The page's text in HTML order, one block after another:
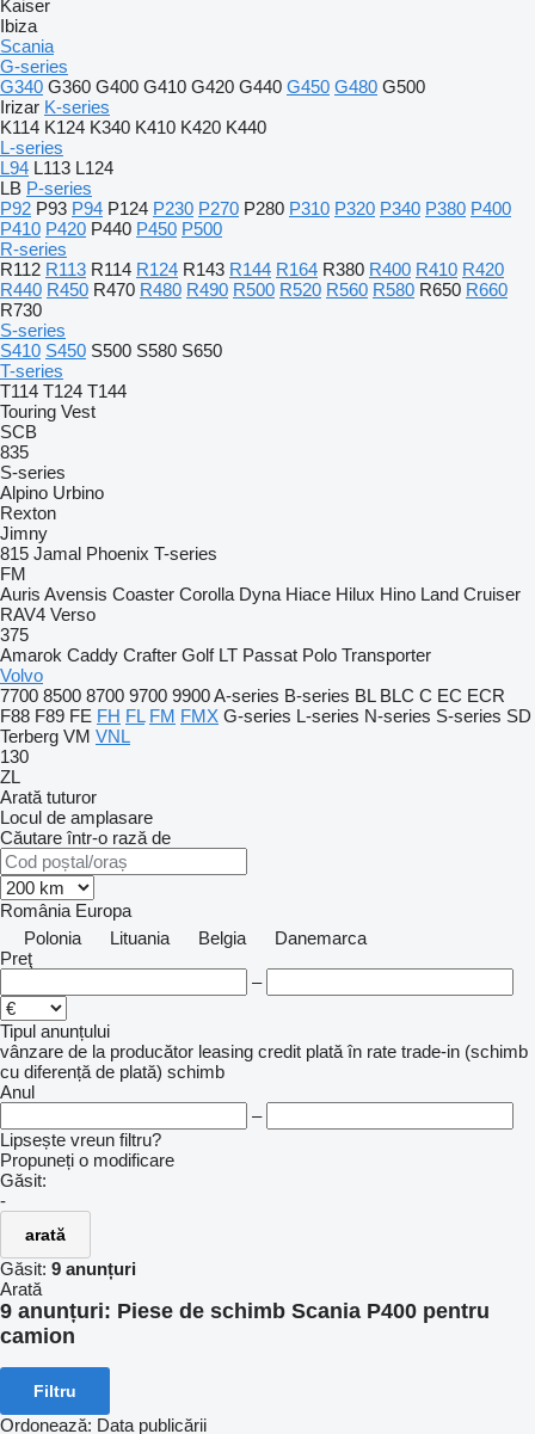
Kaiser
Ibiza
Scania
G-series
G340 G360 G400 G410 G420 G440 G450 G480 G500
Irizar K-series
K114 K124 K340 K410 K420 K440
L-series
L94 L113 L124
LB P-series
P92 P93 P94 P124 P230 P270 P280 P310 P320 P340 P380 P400
P410 P420 P440 P450 P500
R-series
R112 R113 R114 R124 R143 R144 R164 R380 R400 R410 R420
R440 R450 R470 R480 R490 R500 R520 R560 R580 R650 R660
R730
S-series
S410 S450 S500 S580 S650
T-series
T114 T124 T144
Touring Vest
SCB
835
S-series
Alpino Urbino
Rexton
Jimny
815 Jamal Phoenix T-series
FM
Auris Avensis Coaster Corolla Dyna Hiace Hilux Hino Land Cruiser
RAV4 Verso
375
Amarok Caddy Crafter Golf LT Passat Polo Transporter
Volvo
7700 8500 8700 9700 9900A-series B-series BL BLC C EC ECR
F88 F89 FE FH FL FM FMX G-series L-series N-series S-series SD
Terberg VM VNL
130
ZL
Arată tuturor
Locul de amplasare
Căutare într-o rază de
România Europa
Polonia
Lituania Belgia
Danemarca
Preţ
–
Tipul anunțului
vânzare de la producător leasing credit plată în rate trade-in (schimb
cu diferență de plată) schimb
Anul
–
Lipsește vreun filtru?
Propuneți o modificare
Găsit:
-
arată
Găsit: 9 anunțuri
Arată
9 anunțuri: Piese de schimb Scania P400 pentru
camion
Filtru
Ordonează: Data publicării